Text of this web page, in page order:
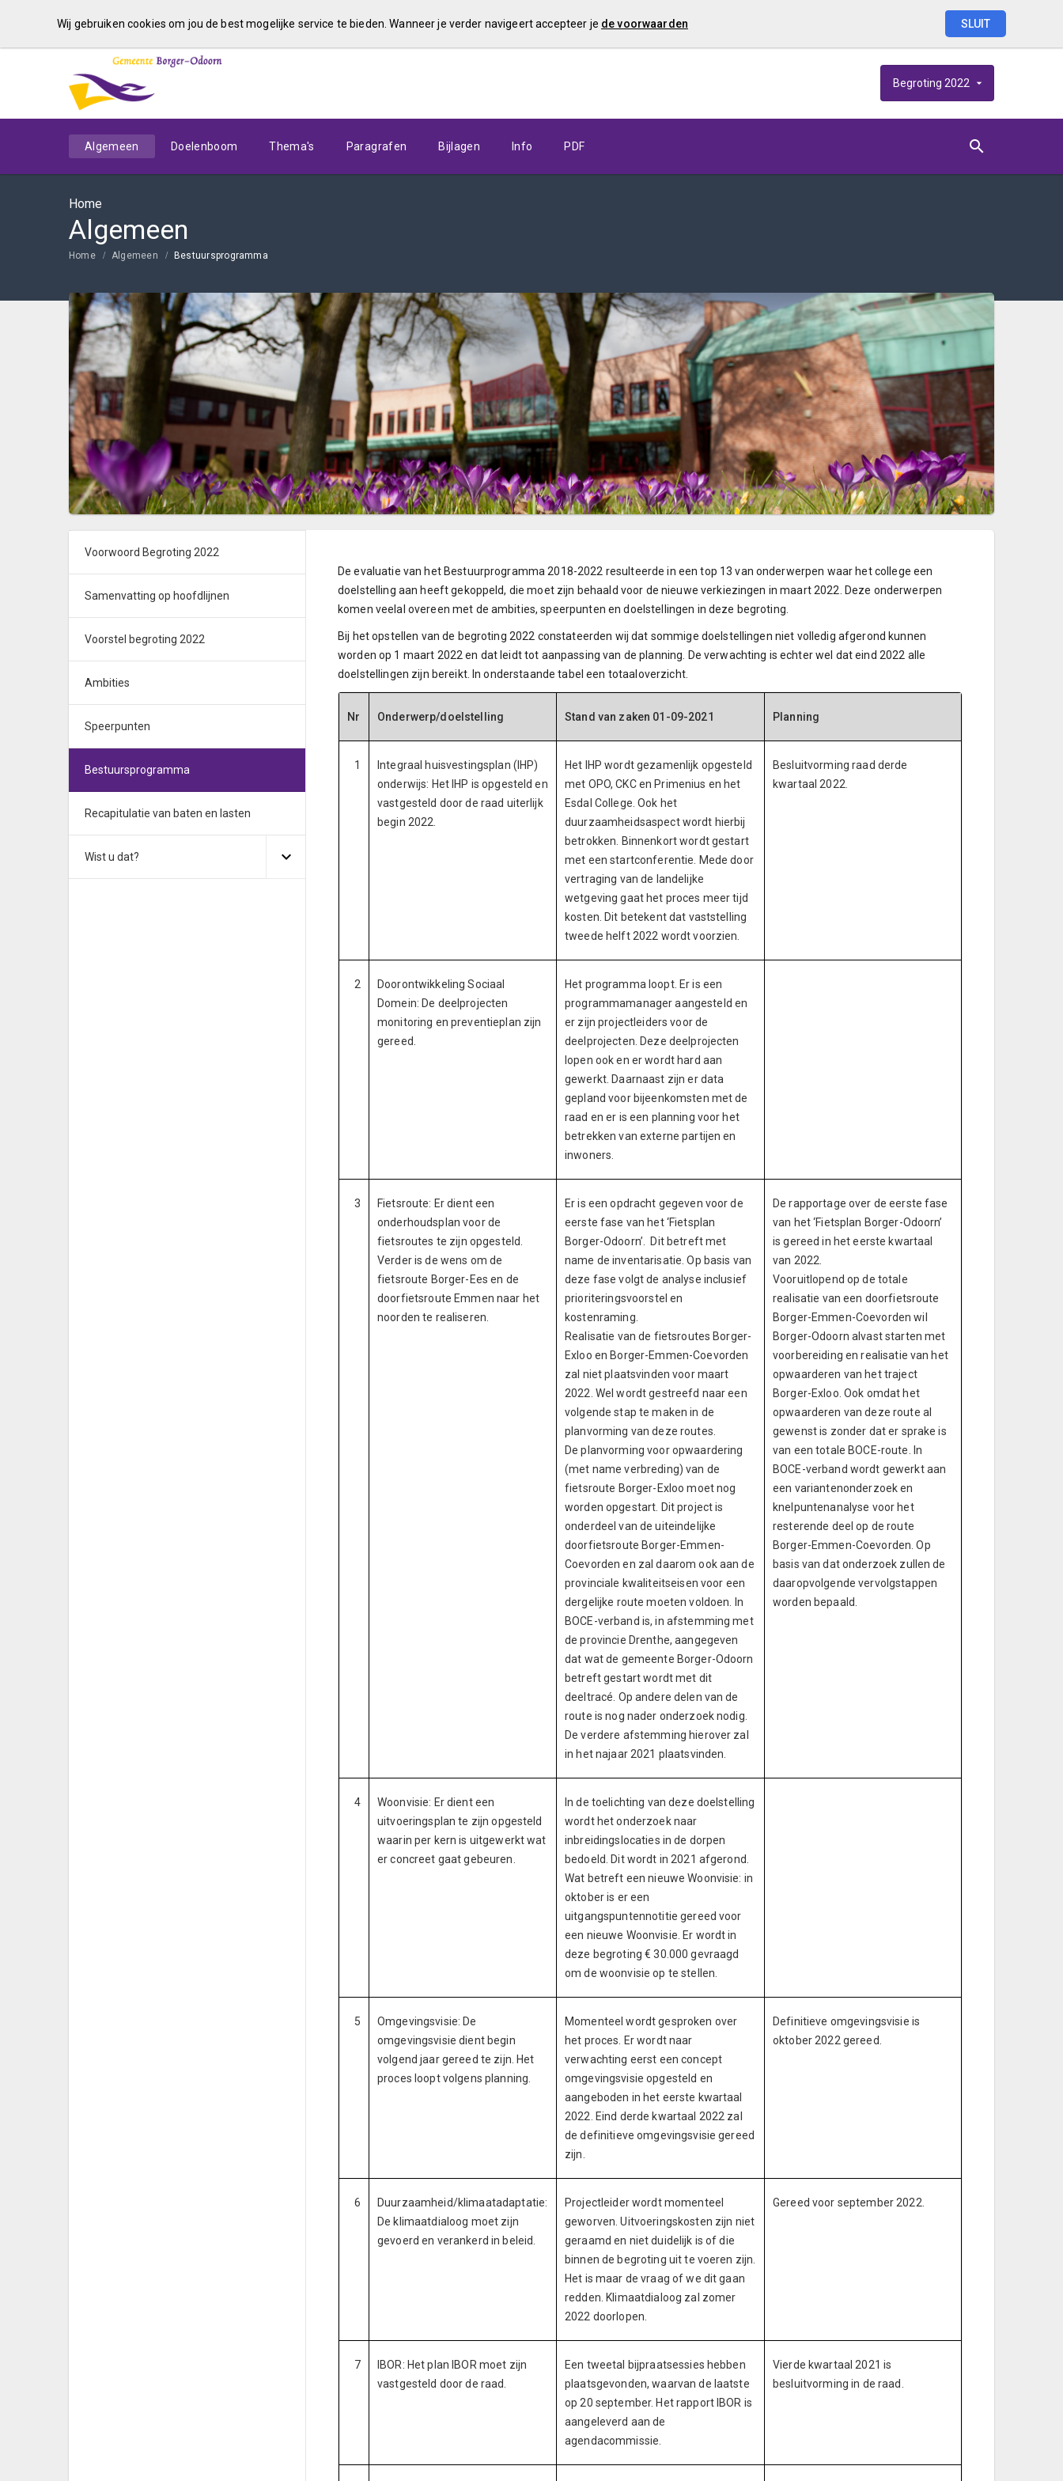
Wij gebruiken cookies om jou de best mogelijke service te bieden. Wanneer je verder navigeert accepteer je de voorwaarden SLUIT
Begroting 2022
Algemeen Doelenboom Thema's Paragrafen Bijlagen Info PDF
Home
Algemeen
Home Algemeen Bestuursprogramma
Voorwoord Begroting 2022
Samenvatting op hoofdlijnen
Voorstel begroting 2022
Ambities
Speerpunten
Bestuursprogramma
Recapitulatie van baten en lasten
Wist u dat?
De evaluatie van het Bestuurprogramma 2018-2022 resulteerde in een top 13 van onderwerpen waar het college een
doelstelling aan heeft gekoppeld, die moet zijn behaald voor de nieuwe verkiezingen in maart 2022. Deze onderwerpen
komen veelal overeen met de ambities, speerpunten en doelstellingen in deze begroting.
Bij het opstellen van de begroting 2022 constateerden wij dat sommige doelstellingen niet volledig afgerond kunnen
worden op 1 maart 2022 en dat leidt tot aanpassing van de planning. De verwachting is echter wel dat eind 2022 alle
doelstellingen zijn bereikt. In onderstaande tabel een totaaloverzicht.
Nr Onderwerp/doelstelling Stand van zaken 01-09-2021 Planning
1
Integraal huisvestingsplan (IHP)
onderwijs: Het IHP is opgesteld en
vastgesteld door de raad uiterlijk
begin 2022.
Het IHP wordt gezamenlijk opgesteld
met OPO, CKC en Primenius en het
Esdal College. Ook het
duurzaamheidsaspect wordt hierbij
betrokken. Binnenkort wordt gestart
met een startconferentie. Mede door
vertraging van de landelijke
wetgeving gaat het proces meer tijd
kosten. Dit betekent dat vaststelling
tweede helft 2022 wordt voorzien.
Besluitvorming raad derde
kwartaal 2022.
2
Doorontwikkeling Sociaal
Domein: De deelprojecten
monitoring en preventieplan zijn
gereed.
Het programma loopt. Er is een
programmamanager aangesteld en
er zijn projectleiders voor de
deelprojecten. Deze deelprojecten
lopen ook en er wordt hard aan
gewerkt. Daarnaast zijn er data
gepland voor bijeenkomsten met de
raad en er is een planning voor het
betrekken van externe partijen en
inwoners.
3
Fietsroute: Er dient een
onderhoudsplan voor de
fietsroutes te zijn opgesteld.
Verder is de wens om de
fietsroute Borger-Ees en de
doorfietsroute Emmen naar het
noorden te realiseren.
Er is een opdracht gegeven voor de
eerste fase van het ‘Fietsplan
Borger-Odoorn’. Dit betreft met
name de inventarisatie. Op basis van
deze fase volgt de analyse inclusief
prioriteringsvoorstel en
kostenraming.
Realisatie van de fietsroutes Borger-
Exloo en Borger-Emmen-Coevorden
zal niet plaatsvinden voor maart
2022. Wel wordt gestreefd naar een
volgende stap te maken in de
planvorming van deze routes.
De planvorming voor opwaardering
(met name verbreding) van de
fietsroute Borger-Exloo moet nog
worden opgestart. Dit project is
onderdeel van de uiteindelijke
doorfietsroute Borger-Emmen-
Coevorden en zal daarom ook aan de
provinciale kwaliteitseisen voor een
dergelijke route moeten voldoen. In
BOCE-verband is, in afstemming met
de provincie Drenthe, aangegeven
dat wat de gemeente Borger-Odoorn
betreft gestart wordt met dit
deeltracé. Op andere delen van de
route is nog nader onderzoek nodig.
De verdere afstemming hierover zal
in het najaar 2021 plaatsvinden.
De rapportage over de eerste fase
van het ‘Fietsplan Borger-Odoorn’
is gereed in het eerste kwartaal
van 2022.
Vooruitlopend op de totale
realisatie van een doorfietsroute
Borger-Emmen-Coevorden wil
Borger-Odoorn alvast starten met
voorbereiding en realisatie van het
opwaarderen van het traject
Borger-Exloo. Ook omdat het
opwaarderen van deze route al
gewenst is zonder dat er sprake is
van een totale BOCE-route. In
BOCE-verband wordt gewerkt aan
een variantenonderzoek en
knelpuntenanalyse voor het
resterende deel op de route
Borger-Emmen-Coevorden. Op
basis van dat onderzoek zullen de
daaropvolgende vervolgstappen
worden bepaald.
4
Woonvisie: Er dient een
uitvoeringsplan te zijn opgesteld
waarin per kern is uitgewerkt wat
er concreet gaat gebeuren.
In de toelichting van deze doelstelling
wordt het onderzoek naar
inbreidingslocaties in de dorpen
bedoeld. Dit wordt in 2021 afgerond.
Wat betreft een nieuwe Woonvisie: in
oktober is er een
uitgangspuntennotitie gereed voor
een nieuwe Woonvisie. Er wordt in
deze begroting € 30.000 gevraagd
om de woonvisie op te stellen.
5
Omgevingsvisie: De
omgevingsvisie dient begin
volgend jaar gereed te zijn. Het
proces loopt volgens planning.
Momenteel wordt gesproken over
het proces. Er wordt naar
verwachting eerst een concept
omgevingsvisie opgesteld en
aangeboden in het eerste kwartaal
2022. Eind derde kwartaal 2022 zal
de definitieve omgevingsvisie gereed
zijn.
Definitieve omgevingsvisie is
oktober 2022 gereed.
6
Duurzaamheid/klimaatadaptatie:
De klimaatdialoog moet zijn
gevoerd en verankerd in beleid.
Projectleider wordt momenteel
geworven. Uitvoeringskosten zijn niet
geraamd en niet duidelijk is of die
binnen de begroting uit te voeren zijn.
Het is maar de vraag of we dit gaan
redden. Klimaatdialoog zal zomer
2022 doorlopen.
Gereed voor september 2022.
7
IBOR: Het plan IBOR moet zijn
vastgesteld door de raad.
Een tweetal bijpraatsessies hebben
plaatsgevonden, waarvan de laatste
op 20 september. Het rapport IBOR is
aangeleverd aan de
agendacommissie.
Vierde kwartaal 2021 is
besluitvorming in de raad.